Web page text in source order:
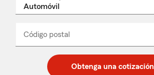
desplegable
Código postal
de
de
_____
Obtenga una cotización